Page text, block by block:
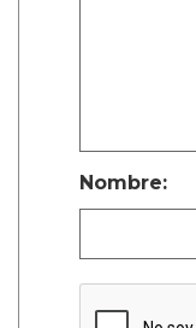
Nombre: